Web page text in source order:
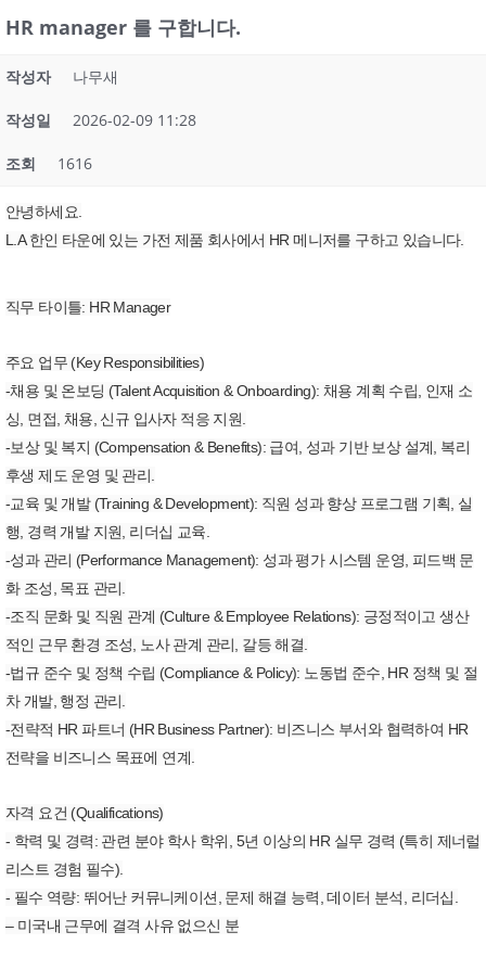
HR manager 를 구합니다.
작성자 나무새
작성일 2026-02-09 11:28
조회 1616
안녕하세요.
L.A 한인 타운에 있는 가전 제품 회사에서 HR 메니저를 구하고 있습니다.
직무 타이틀: HR Manager
주요 업무 (Key Responsibilities)
-채용 및 온보딩 (Talent Acquisition & Onboarding): 채용 계획 수립, 인재 소
싱, 면접, 채용, 신규 입사자 적응 지원.
-보상 및 복지 (Compensation & Benefits): 급여, 성과 기반 보상 설계, 복리
후생 제도 운영 및 관리.
-교육 및 개발 (Training & Development): 직원 성과 향상 프로그램 기획, 실
행, 경력 개발 지원, 리더십 교육.
-성과 관리 (Performance Management): 성과 평가 시스템 운영, 피드백 문
화 조성, 목표 관리.
-조직 문화 및 직원 관계 (Culture & Employee Relations): 긍정적이고 생산
적인 근무 환경 조성, 노사 관계 관리, 갈등 해결.
-법규 준수 및 정책 수립 (Compliance & Policy): 노동법 준수, HR 정책 및 절
차 개발, 행정 관리.
-전략적 HR 파트너 (HR Business Partner): 비즈니스 부서와 협력하여 HR
전략을 비즈니스 목표에 연계.
자격 요건 (Qualifications)
- 학력 및 경력: 관련 분야 학사 학위, 5년 이상의 HR 실무 경력 (특히 제너럴
리스트 경험 필수).
- 필수 역량: 뛰어난 커뮤니케이션, 문제 해결 능력, 데이터 분석, 리더십.
– 미국내 근무에 결격 사유 없으신 분